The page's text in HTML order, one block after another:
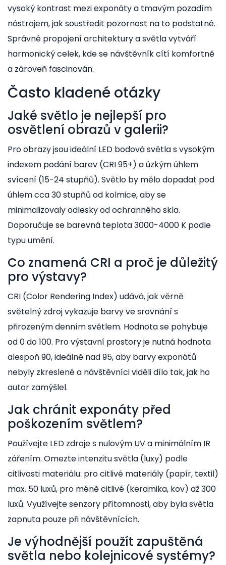
vysoký kontrast mezi exponáty a tmavým pozadím
nástrojem, jak soustředit pozornost na to podstatné.
Správné propojení architektury a světla vytváří
harmonický celek, kde se návštěvník cítí komfortně
a zároveň fascinován.
Často kladené otázky
Jaké světlo je nejlepší pro
osvětlení obrazů v galerii?
Pro obrazy jsou ideální LED bodová světla s vysokým
indexem podání barev (CRI 95+) a úzkým úhlem
svícení (15-24 stupňů). Světlo by mělo dopadat pod
úhlem cca 30 stupňů od kolmice, aby se
minimalizovaly odlesky od ochranného skla.
Doporučuje se barevná teplota 3000-4000 K podle
typu umění.
Co znamená CRI a proč je důležitý
pro výstavy?
CRI (Color Rendering Index) udává, jak věrně
světelný zdroj vykazuje barvy ve srovnání s
přirozeným denním světlem. Hodnota se pohybuje
od 0 do 100. Pro výstavní prostory je nutná hodnota
alespoň 90, ideálně nad 95, aby barvy exponátů
nebyly zkreslené a návštěvníci viděli dílo tak, jak ho
autor zamýšlel.
Jak chránit exponáty před
poškozením světlem?
Používejte LED zdroje s nulovým UV a minimálním IR
zářením. Omezte intenzitu světla (luxy) podle
citlivosti materiálu: pro citlivé materiály (papír, textil)
max. 50 luxů, pro méně citlivé (keramika, kov) až 300
luxů. Využívejte senzory přítomnosti, aby byla světla
zapnuta pouze při návštěvnících.
Je výhodnější použít zapuštěná
světla nebo kolejnicové systémy?